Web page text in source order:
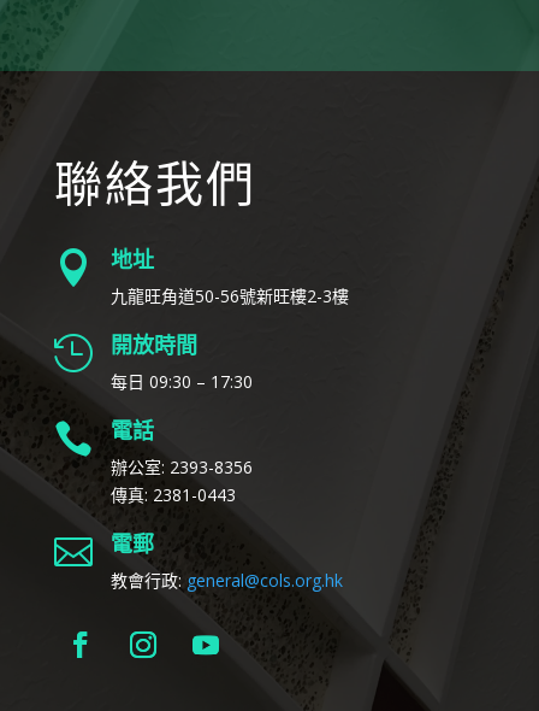
聯絡我們
 地址
九龍旺角道50-56號新旺樓2-3樓
 開放時間
每日 09:30 – 17:30
 電話
辦公室: 2393-8356
傳真: 2381-0443
 電郵
教會行政: general@cols.org.hk